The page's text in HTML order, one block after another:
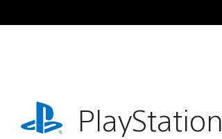
al
playstation.comPlayStation